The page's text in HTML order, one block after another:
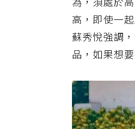
為，須處於
高，即使一
蘇秀悅強調
品，如果想